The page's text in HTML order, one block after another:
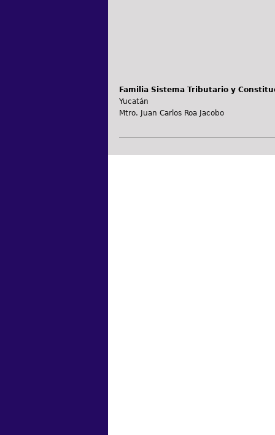
Familia Sistema Tributario y
Yucatán
Mtro. Juan Carlos Roa Jacobo